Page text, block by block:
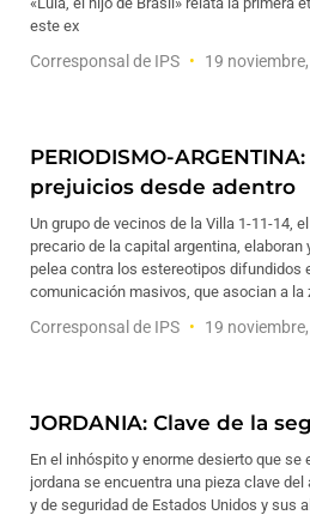
este ex
Corresponsal de IPS 19
PERIODISMO-
prejuicios desde adentro
Un grupo de vecinos de la Villa 1-11-14,
precario de la capital argentina, elaboran
pelea contra los estereotipos difundidos
comunicación masivos, que asocian a la
Corresponsal de IPS 19
JORDANIA: Clave de la
En el inhóspito y enorme desierto que se
jordana se encuentra una pieza clave
y de seguridad de Estados Unidos y sus